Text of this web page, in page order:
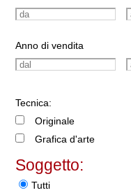
Anno di vendita
Tecnica:
Originale
Grafica d'arte
Soggetto:
Tutti